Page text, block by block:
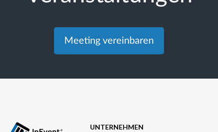
Meeting vereinbaren
UNTERNEHMEN